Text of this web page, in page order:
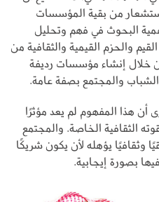
من بقية المؤسسات
البحوث في فهم وتحليل
والحزم القيمية والثقافية من
خلال إنشاء مؤسسات رديفة
الشباب والمجتمع بصفة عامة.
أن هذا المفهوم لم يعد مؤثرًا
الثقافية الخاصة. والمجتمع
وثقافيًا يؤهله لأن يكون شريكًا
بصورة إيجابية.